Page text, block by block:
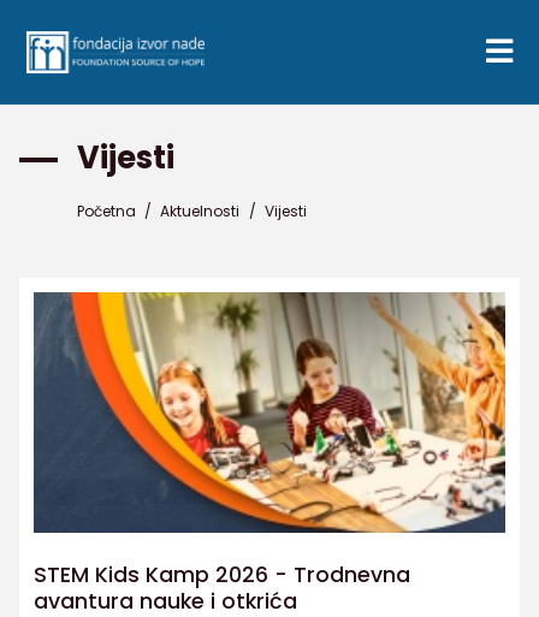
Vijesti
Početna / Aktuelnosti / Vijesti
STEM Kids Kamp 2026 - Trodnevna
avantura nauke i otkrića